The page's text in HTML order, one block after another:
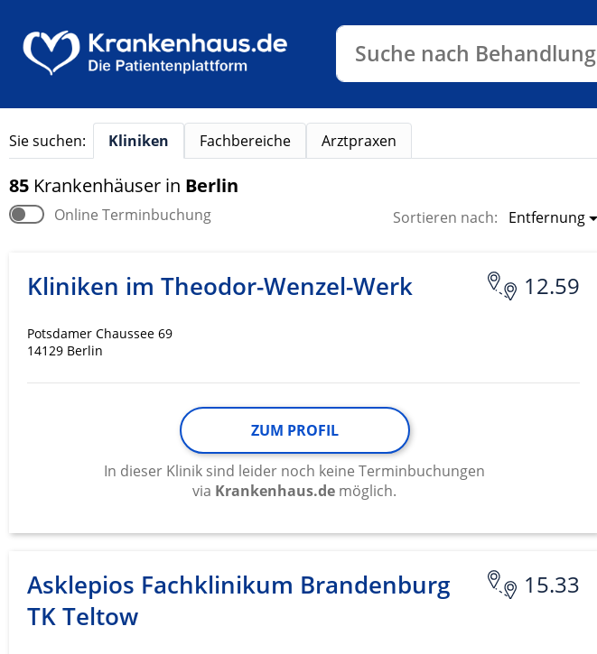
Suche nach Behandlung
Sie suchen: Kliniken Fachbereiche Arztpraxen
85 Krankenhäuser in Berlin
Online Terminbuchung Sortieren nach: Entfernung
12.59
Kliniken im Theodor-Wenzel-Werk
Potsdamer Chaussee 69
14129 Berlin
ZUM PROFIL
In dieser Klinik sind leider noch keine Terminbuchungen
via Krankenhaus.de möglich.
15.33
Asklepios Fachklinikum Brandenburg
TK Teltow